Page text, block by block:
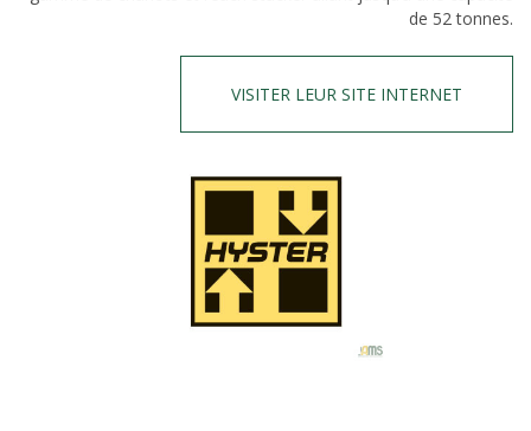
de 52 tonnes.
VISITER LEUR SITE INTERNET